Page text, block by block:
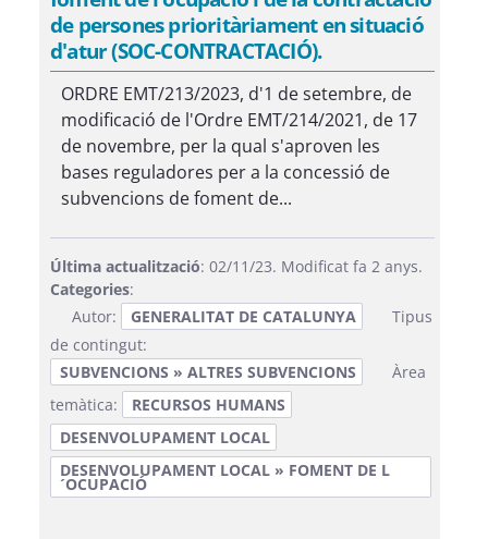
de persones prioritàriament en situació
d'atur (SOC-CONTRACTACIÓ).
ORDRE EMT/213/2023, d'1 de setembre, de
modificació de l'Ordre EMT/214/2021, de 17
de novembre, per la qual s'aproven les
bases reguladores per a la concessió de
subvencions de foment de...
Última actualització: 02/11/23. Modificat fa 2 anys.
Categories:
Autor:
GENERALITAT DE CATALUNYA
Tipus
de contingut:
SUBVENCIONS » ALTRES SUBVENCIONS
Àrea
temàtica:
RECURSOS HUMANS
DESENVOLUPAMENT LOCAL
DESENVOLUPAMENT LOCAL » FOMENT DE L
´OCUPACIÓ